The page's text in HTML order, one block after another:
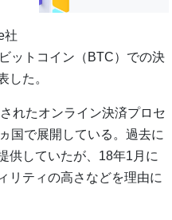
社
ットコイン（BTC）での決
した。
れたオンライン決済プロセ
国で展開している。過去に
供していたが、18年1月に
リティの高さなどを理由に